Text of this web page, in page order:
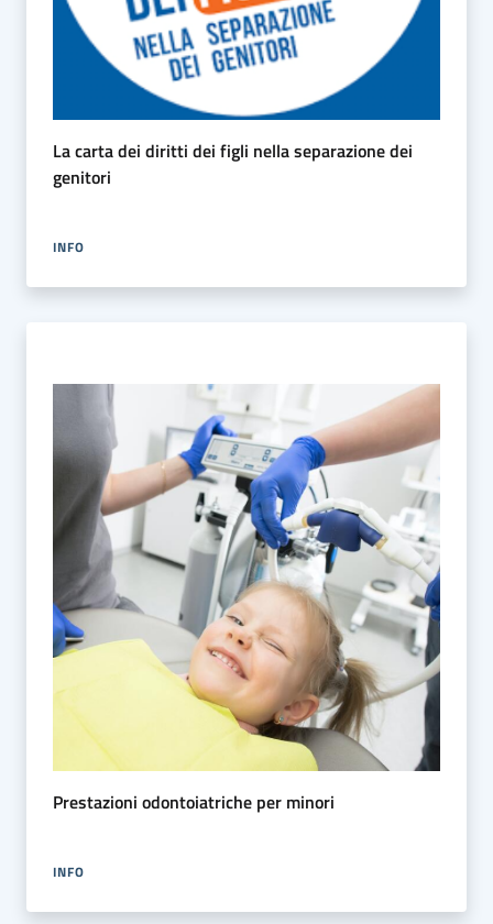
La carta dei diritti dei figli nella separazione dei
genitori
INFO
Prestazioni odontoiatriche per minori
INFO